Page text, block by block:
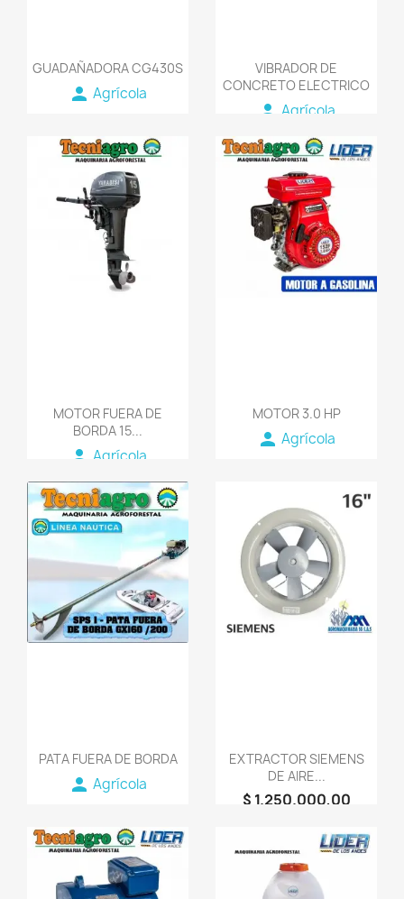
GUADAÑADORA CG430S
person Agrícola
VIBRADOR DE
CONCRETO ELECTRICO
person Agrícola
MOTOR FUERA DE
BORDA 15...
person Agrícola
MOTOR 3.0 HP
person Agrícola
PATA FUERA DE BORDA
person Agrícola
favorite_border
EXTRACTOR SIEMENS
DE AIRE...
$ 1.250.000,00
SG S.A.S
favorite_border